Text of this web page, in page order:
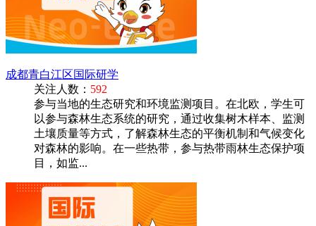
成都青白江区国际研学
关注人数： 592
参与当地的生态研究和环境监测项目。在北欧，学生可
以参与森林生态系统的研究，通过收集树木样本、监测
土壤质量等方式，了解森林生态的平衡机制和气候变化
对森林的影响。在一些热带，参与热带雨林生态保护项
目，如监...